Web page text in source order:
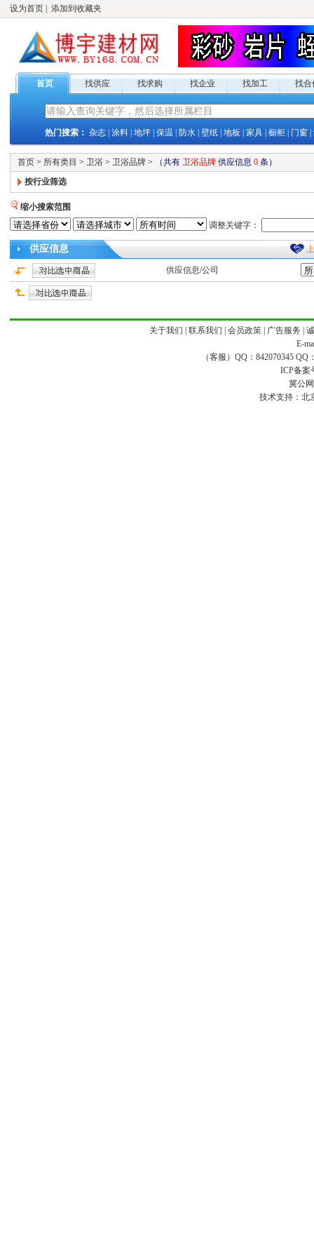
设为首页 添加到收藏夹
首页 找供应 找求购 找企业 找加工 找合
热门搜索： 杂志 涂料 地坪 保温 防水 壁纸 地板 家具 橱柜 门窗
首页 > 所有类目 > 卫浴 > 卫浴品牌 > （共有 卫浴品牌 供应信息 0 条）
按行业筛选
缩小搜索范围
调整关键字：
供应信息
供应信息/公司
关于我们 联系我们 会员政策| 广告服务
E-
（客服）QQ：842070345 QQ
ICP备案
冀公
技术支持： 北